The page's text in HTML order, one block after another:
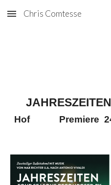
Skip to main content
Chris Comtesse
Hof Premiere 24.